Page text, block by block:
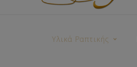
Υλικά Ραπτικής